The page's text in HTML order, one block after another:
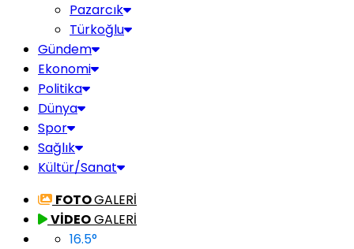
Pazarcık
Türkoğlu
Gündem
Ekonomi
Politika
Dünya
Spor
Sağlık
Kültür/Sanat
FOTOGALERİ
VİDEOGALERİ
16.5°